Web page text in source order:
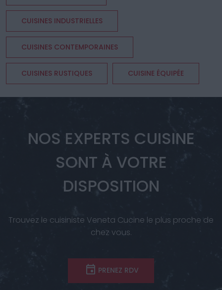
CUISINES INDUSTRIELLES
CUISINES CONTEMPORAINES
CUISINES RUSTIQUES CUISINE ÉQUIPÉE
NOS EXPERTS CUISINE
SONT À VOTRE
DISPOSITION
Trouvez le cuisiniste Veneta Cucine le plus proche de
chez vous.
PRENEZ RDV